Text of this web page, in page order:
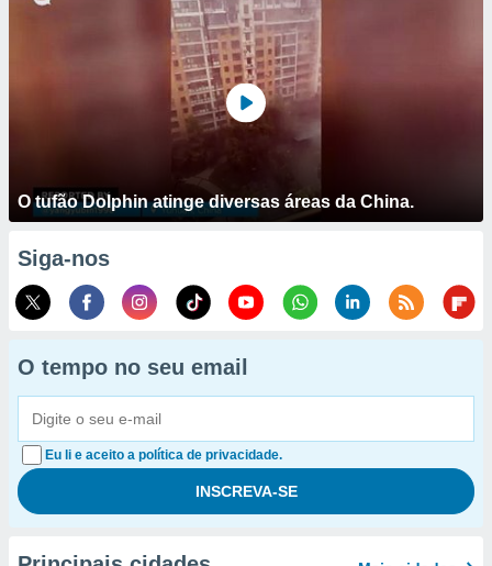
O tufão Dolphin atinge diversas áreas da China.
Siga-nos
O tempo no seu email
Eu li e aceito a política de privacidade.